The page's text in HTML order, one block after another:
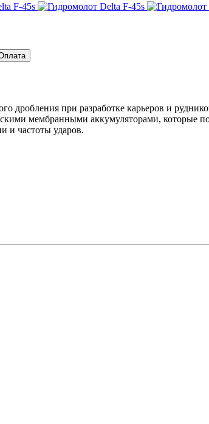
дробления при разработке карьеров и
мембранными аккумуляторами, которые
и частоты ударов.